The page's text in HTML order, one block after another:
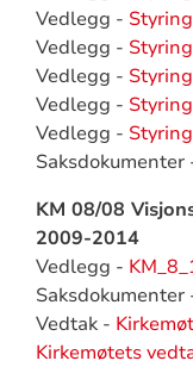
Vedlegg -
Vedlegg -
Vedlegg -
Vedlegg -
Vedlegg -
Saksdokumenter
KM 08/08
2009-2014
Vedlegg -
Saksdokumenter
Vedtak -
Kirkemøtets